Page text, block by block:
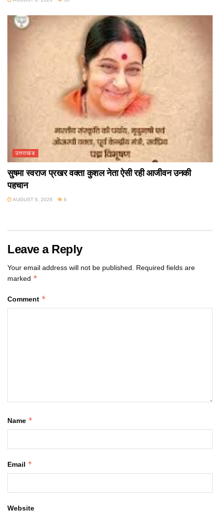
उत्तराखंड
सुषमा स्वराज प्रखर वक्ता कुशल नेता ऐसी रही आजीवन उनकी
पहचान
AUGUST 6, 2026 6
Leave a Reply
Your email address will not be published.
Required fields are
marked *
Comment *
Name *
Email *
Website